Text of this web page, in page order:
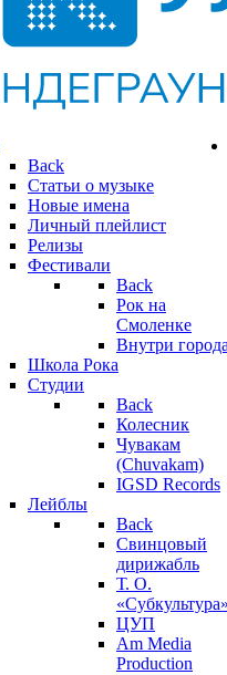
Back
Статьи о музыке
Новые имена
Личный плейлист
Релизы
Фестивали
Back
Рок на
Смоленке
Внутри
Школа Рока
Студии
Back
Колесник
Чувакам
(Chuvakam)
IGSD Records
Лейблы
Back
Свинцовый
дирижабль
Т. О.
ЦУП
Am Media
Production